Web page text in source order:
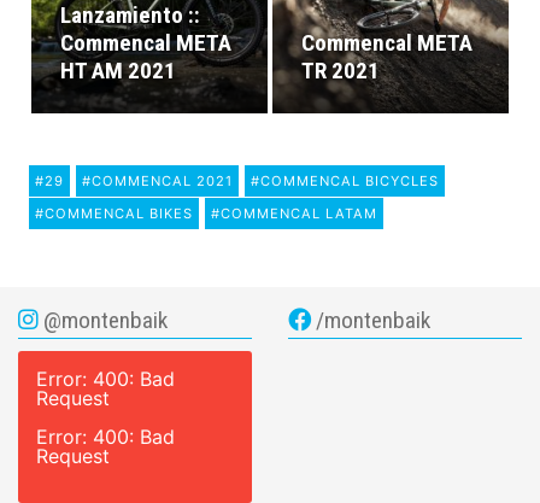
Lanzamiento ::
Commencal META
HT AM 2021
Commencal META
TR 2021
#29 #COMMENCAL 2021
#COMMENCAL BICYCLES
#COMMENCAL BIKES
#COMMENCAL LATAM
@montenbaik
Error: 400: Bad
Request
Error: 400: Bad
Request
/montenbaik